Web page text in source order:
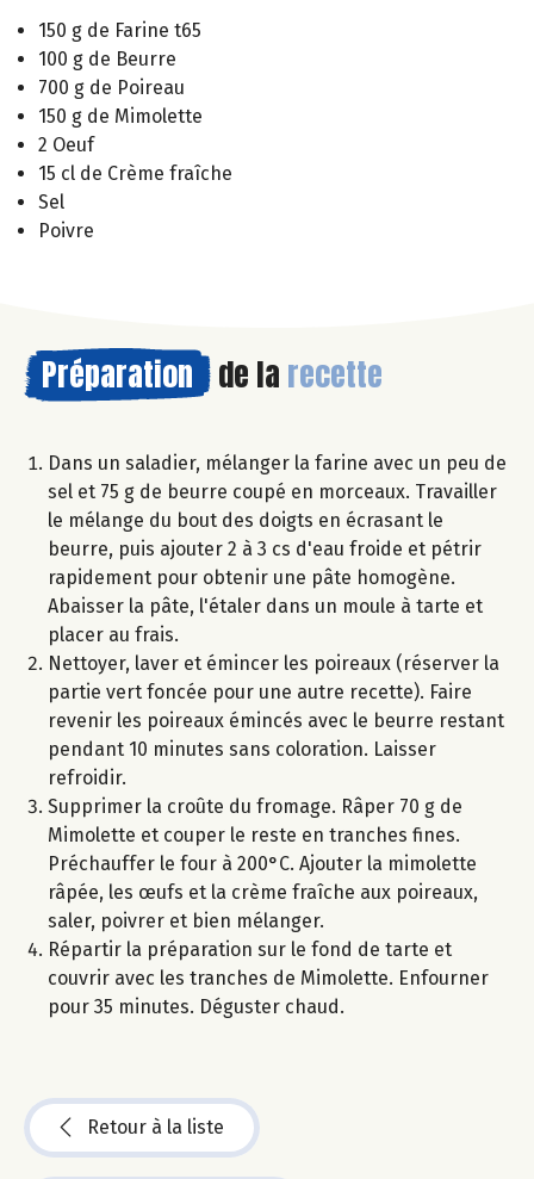
150 g de Farine t65
100 g de Beurre
700 g de Poireau
150 g de Mimolette
2 Oeuf
15 cl de Crème fraîche
Sel
Poivre
Préparation de la recette
Dans un saladier, mélanger la farine avec un peu de
sel et 75 g de beurre coupé en morceaux. Travailler
le mélange du bout des doigts en écrasant le
beurre, puis ajouter 2 à 3 cs d'eau froide et pétrir
rapidement pour obtenir une pâte homogène.
Abaisser la pâte, l'étaler dans un moule à tarte et
placer au frais.
Nettoyer, laver et émincer les poireaux (réserver la
partie vert foncée pour une autre recette). Faire
revenir les poireaux émincés avec le beurre restant
pendant 10 minutes sans coloration. Laisser
refroidir.
Supprimer la croûte du fromage. Râper 70 g de
Mimolette et couper le reste en tranches fines.
Préchauffer le four à 200°C. Ajouter la mimolette
râpée, les œufs et la crème fraîche aux poireaux,
saler, poivrer et bien mélanger.
Répartir la préparation sur le fond de tarte et
couvrir avec les tranches de Mimolette. Enfourner
pour 35 minutes. Déguster chaud.
Retour à la liste